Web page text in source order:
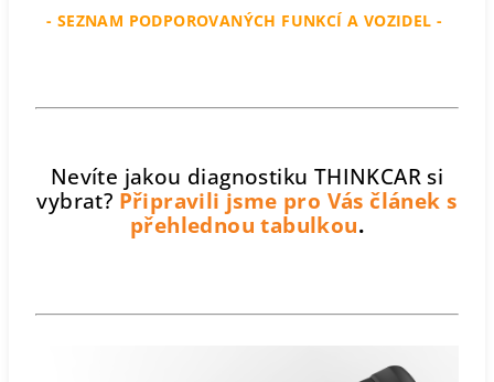
- SEZNAM PODPOROVANÝCH FUNKCÍ A VOZIDEL -
Nevíte jakou diagnostiku THINKCAR si
vybrat? Připravili jsme pro Vás článek s
přehlednou tabulkou.